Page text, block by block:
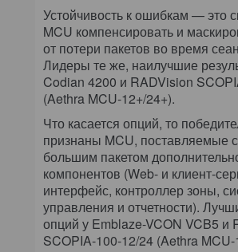
Устойчивость к ошибкам — это
MCU компенсировать и
от потери пакетов во время
Лидеры те же, наилучшие
Codian 4200 и RADVision
(Aethra MCU-12+/24+).
Что касается опций, то
признаны MCU, поставляемые
большим пакетом
компонентов (Web- и клиент-
интерфейс, контроллер зоны,
управления и отчетности).
опций у Emblaze-VCON VCB5 и
SCOPIA-100-12/24 (Aethra MCU-